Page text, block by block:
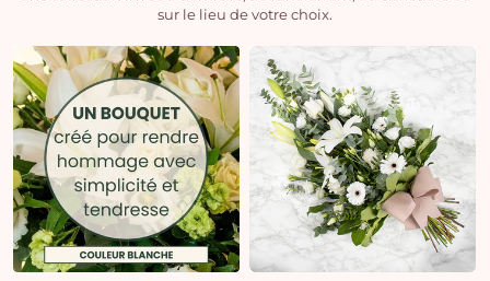
sur le lieu de votre choix.